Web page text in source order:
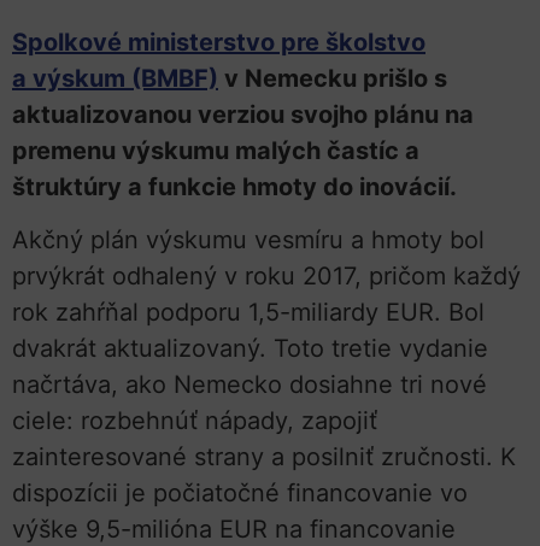
Spolkové ministerstvo pre školstvo
a výskum (BMBF) v Nemecku prišlo s
aktualizovanou verziou svojho plánu na
premenu výskumu malých častíc a
štruktúry a funkcie hmoty do inovácií.
Akčný plán výskumu vesmíru a hmoty bol
prvýkrát odhalený v roku 2017, pričom každý
rok zahŕňal podporu 1,5-miliardy EUR. Bol
dvakrát aktualizovaný. Toto tretie vydanie
načrtáva, ako Nemecko dosiahne tri nové
ciele: rozbehnúť nápady, zapojiť
zainteresované strany a posilniť zručnosti. K
dispozícii je počiatočné financovanie vo
výške 9,5-milióna EUR na financovanie